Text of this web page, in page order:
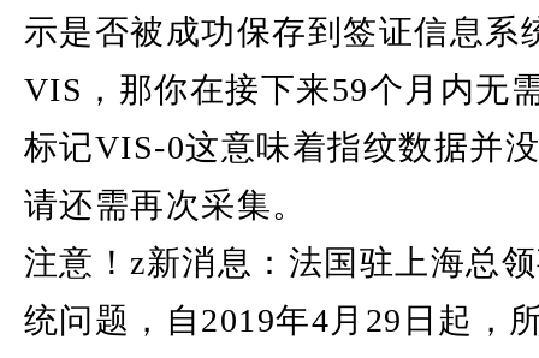
示是否被成功保存到签证信息系
VIS，那你在接下来59个月内无
标记VIS-0这意味着指纹数据并
请还需再次采集。
注意！z新消息：法国驻上海总
统问题，自2019年4月29日起，